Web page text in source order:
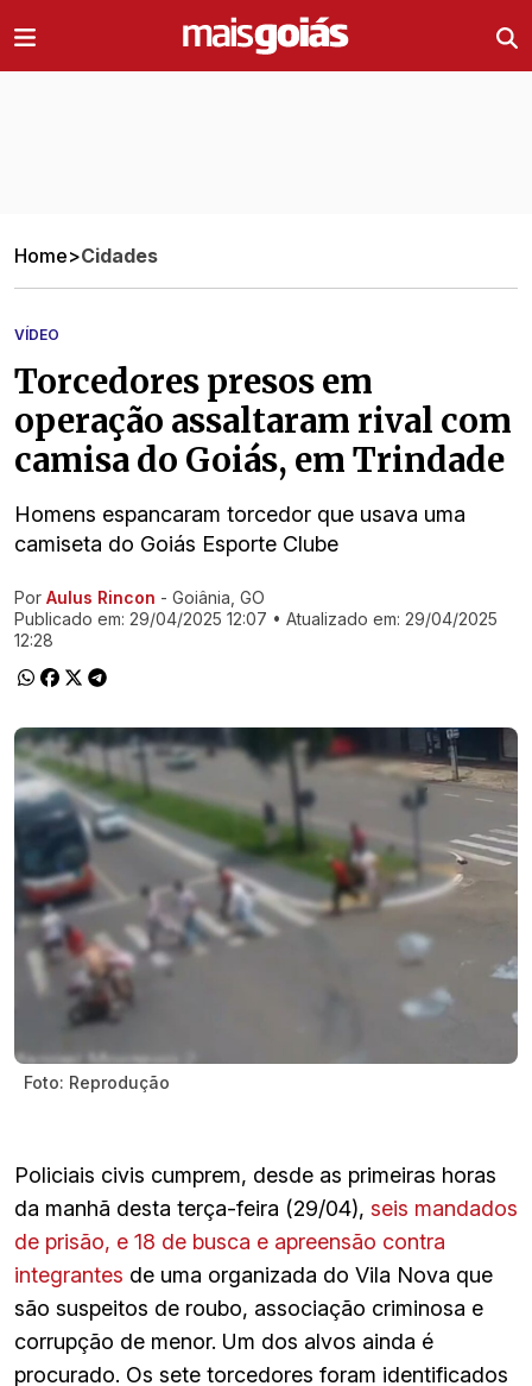
Home>Cidades
VÍDEO
Torcedores presos em
operação assaltaram rival com
camisa do Goiás, em Trindade
Homens espancaram torcedor que usava uma
camiseta do Goiás Esporte Clube
Ir direto pra matéria
Por Aulus Rincon - Goiânia, GO
Publicado em: 29/04/2025 12:07 • Atualizado em: 29/04/2025
12:28
Foto: Reprodução
Policiais civis cumprem, desde as primeiras horas
da manhã desta terça-feira (29/04), seis mandados
de prisão, e 18 de busca e apreensão contra
integrantes de uma organizada do Vila Nova que
são suspeitos de roubo, associação criminosa e
corrupção de menor. Um dos alvos ainda é
procurado. Os sete torcedores foram identificados